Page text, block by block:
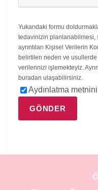
Yukarıdaki formu
tedavinizin planlanabilmesi,
ayrıntıları Kişisel Verilerin
belirtilen neden ve usullerde
verilerinizi işlemekteyiz.
buradan ulaşabilirsiniz.
Aydınlatma